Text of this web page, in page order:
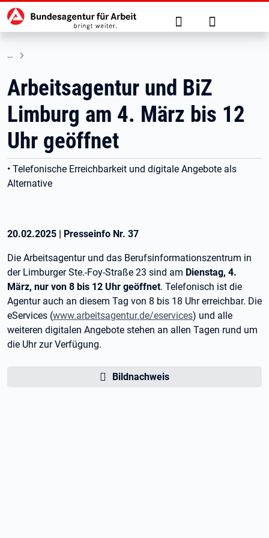
zu den Hauptinhalten springen
Hauptnavigation Suche Anmelden
Arbeitsagentur und BiZ
Limburg am 4. März bis 12
Uhr geöffnet
• Telefonische Erreichbarkeit und digitale Angebote als
Alternative
20.02.2025 | Presseinfo Nr. 37
Die Arbeitsagentur und das Berufsinformationszentrum in
der Limburger Ste.-Foy-Straße 23 sind am Dienstag, 4.
März, nur von 8 bis 12 Uhr geöffnet. Telefonisch ist die
Agentur auch an diesem Tag von 8 bis 18 Uhr erreichbar. Die
eServices (www.arbeitsagentur.de/eservices) und alle
weiteren digitalen Angebote stehen an allen Tagen rund um
die Uhr zur Verfügung.
Bildnachweis